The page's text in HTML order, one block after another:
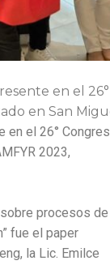
en el
en San
en el 26°
2023,
procesos de
fue el paper
la Lic. Emilce